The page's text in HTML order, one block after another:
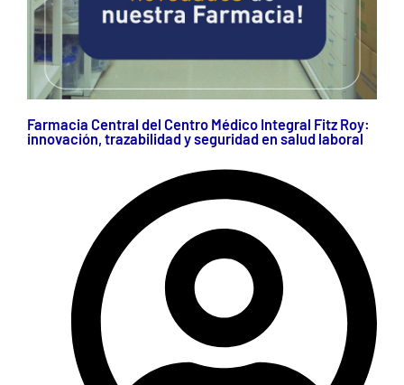
Farmacia Central del Centro Médico Integral Fitz Roy:
innovación, trazabilidad y seguridad en salud laboral